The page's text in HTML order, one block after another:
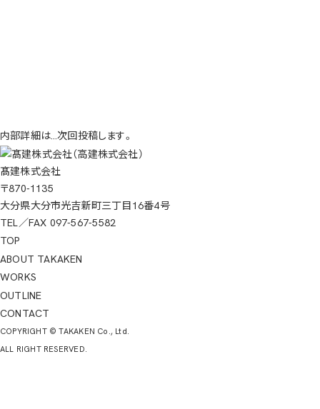
内部詳細は…次回投稿します。
髙建株式会社
〒870-1135
大分県大分市光吉新町三丁目16番4号
TEL／FAX 097-567-5582
TOP
ABOUT TAKAKEN
WORKS
OUTLINE
CONTACT
COPYRIGHT © TAKAKEN Co., Ltd.
ALL RIGHT RESERVED.